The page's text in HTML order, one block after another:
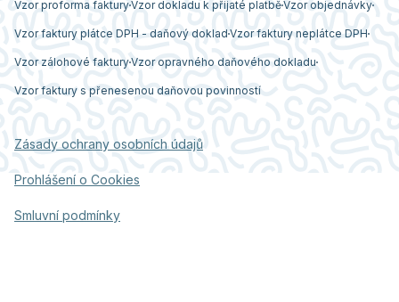
Vzor proforma fakturyVzor dokladu k přijaté platběVzor objednávky
Vzor faktury plátce DPH - daňový doklad Vzor faktury neplátce DPH
Vzor zálohové fakturyVzor opravného daňového dokladu
Vzor faktury s přenesenou daňovou povinností
Zásady ochrany osobních údajů
Prohlášení o Cookies
Smluvní podmínky